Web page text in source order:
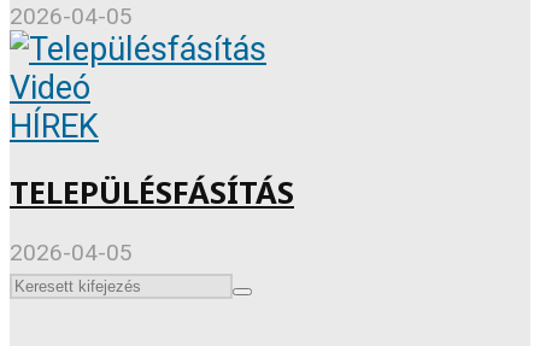
2026-04-05
Videó
HÍREK
TELEPÜLÉSFÁSÍTÁS
2026-04-05